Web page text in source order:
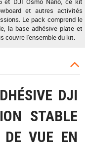
et autres activités
Le pack comprend le
la base adhésive plate et
couvre l'ensemble du kit.
DJI
STABLE
DE VUE EN